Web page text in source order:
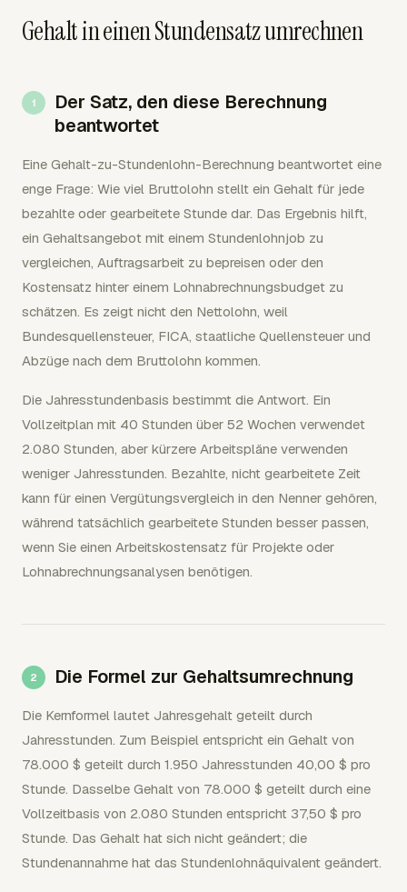
Gehalt in einen Stundensatz umrechnen
Der Satz, den diese Berechnung
beantwortet
Eine Gehalt-zu-Stundenlohn-Berechnung beantwortet eine
enge Frage: Wie viel Bruttolohn stellt ein Gehalt für jede
bezahlte oder gearbeitete Stunde dar. Das Ergebnis hilft,
ein Gehaltsangebot mit einem Stundenlohnjob zu
vergleichen, Auftragsarbeit zu bepreisen oder den
Kostensatz hinter einem Lohnabrechnungsbudget zu
schätzen. Es zeigt nicht den Nettolohn, weil
Bundesquellensteuer, FICA, staatliche Quellensteuer und
Abzüge nach dem Bruttolohn kommen.
Die Jahresstundenbasis bestimmt die Antwort. Ein
Vollzeitplan mit 40 Stunden über 52 Wochen verwendet
2.080 Stunden, aber kürzere Arbeitspläne verwenden
weniger Jahresstunden. Bezahlte, nicht gearbeitete Zeit
kann für einen Vergütungsvergleich in den Nenner gehören,
während tatsächlich gearbeitete Stunden besser passen,
wenn Sie einen Arbeitskostensatz für Projekte oder
Lohnabrechnungsanalysen benötigen.
Die Formel zur Gehaltsumrechnung
Die Kernformel lautet Jahresgehalt geteilt durch
Jahresstunden. Zum Beispiel entspricht ein Gehalt von
78.000 $ geteilt durch 1.950 Jahresstunden 40,00 $ pro
Stunde. Dasselbe Gehalt von 78.000 $ geteilt durch eine
Vollzeitbasis von 2.080 Stunden entspricht 37,50 $ pro
Stunde. Das Gehalt hat sich nicht geändert; die
Stundenannahme hat das Stundenlohnäquivalent geändert.